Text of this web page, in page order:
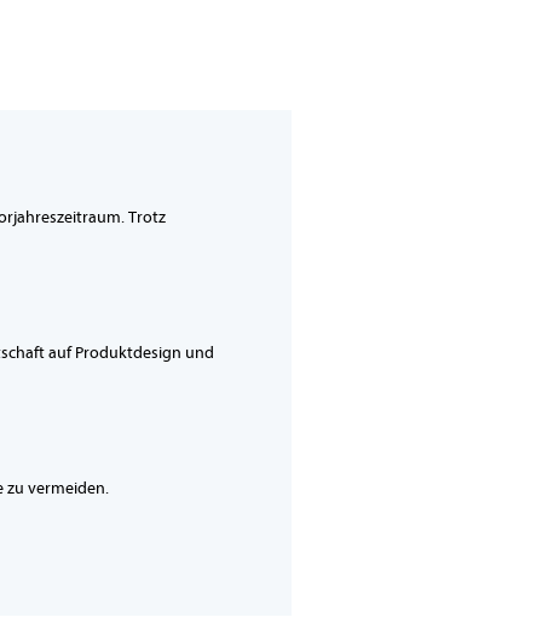
Trotz
auf Produktdesign und
zu vermeiden.